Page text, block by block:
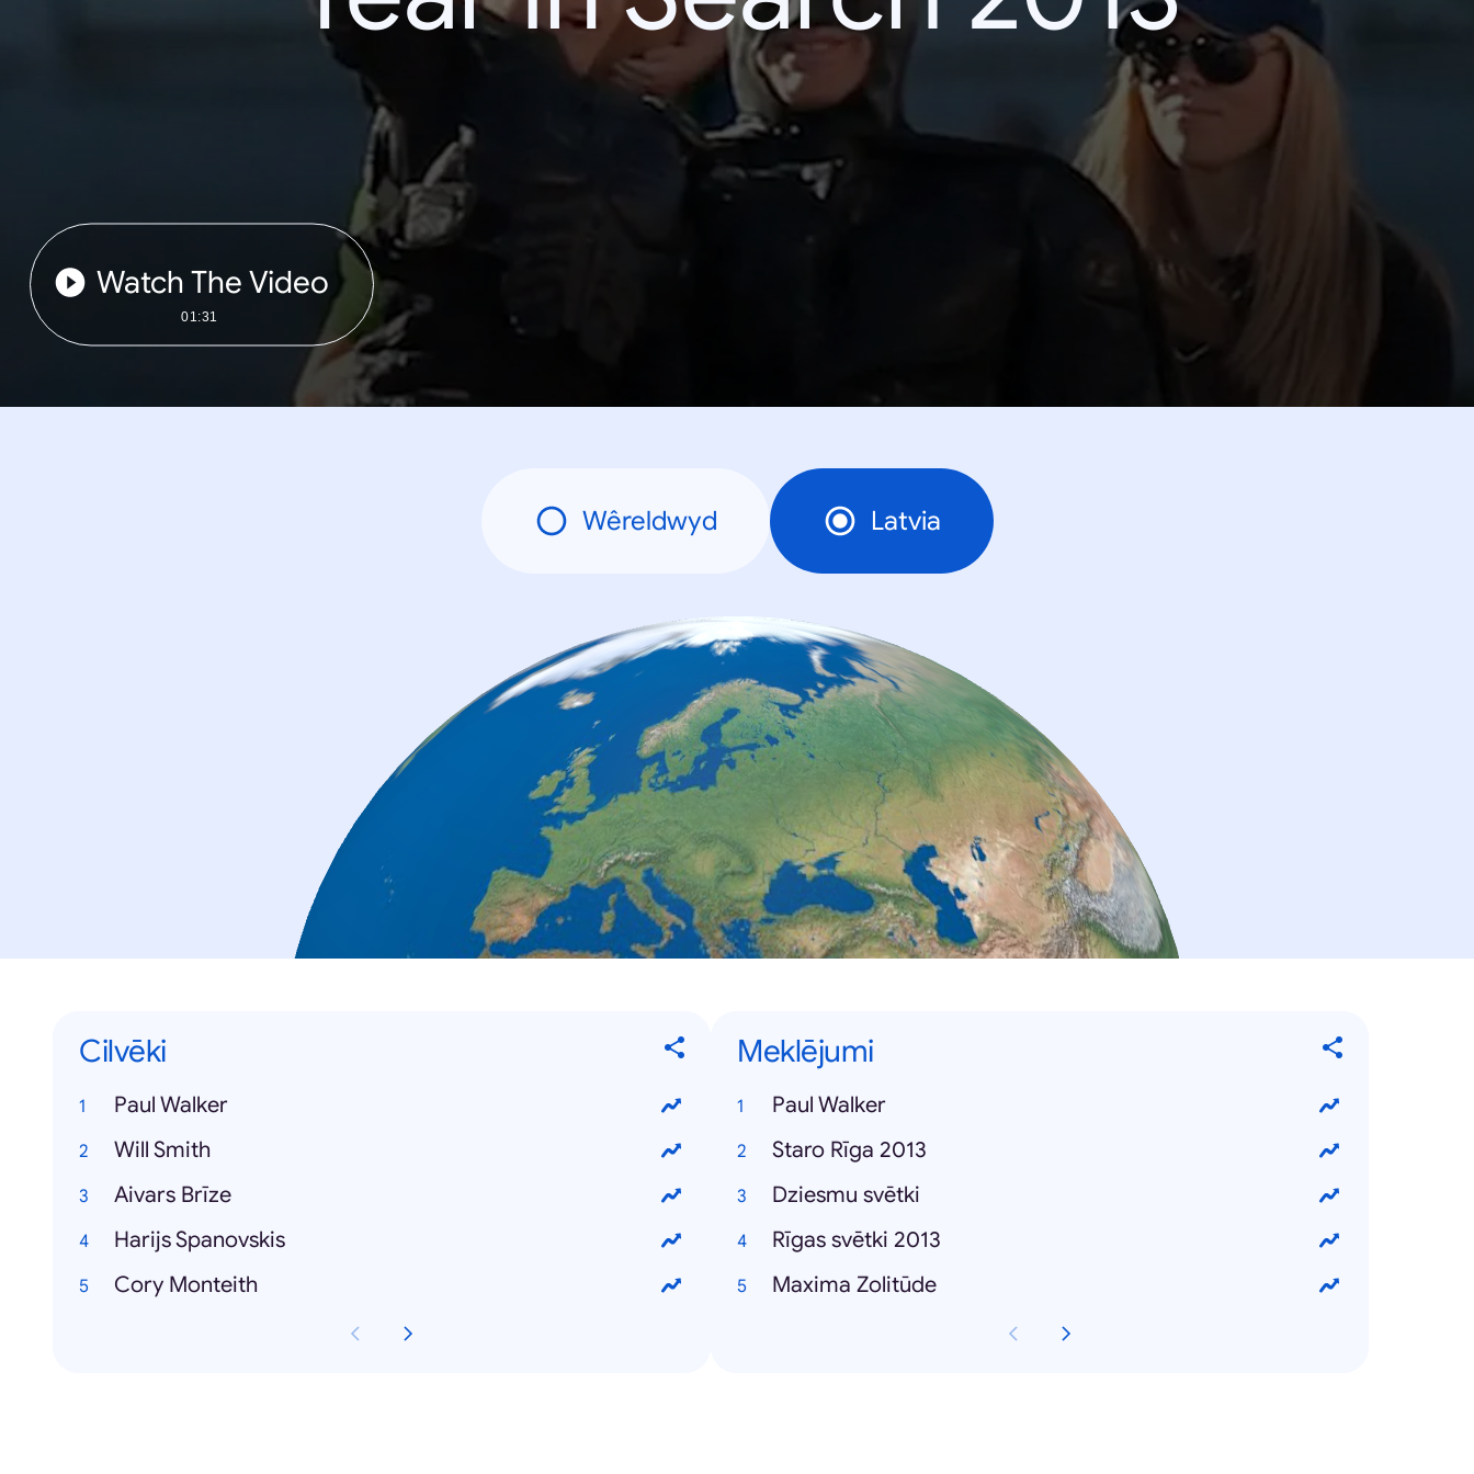
Watch The Video
01:31
Wêreldwyd Latvia
Cilvēki
Paul Walker
Will Smith
Aivars Brīze
Harijs Spanovskis
Cory Monteith
Meklējumi
Paul Walker
Staro Rīga 2013
Dziesmu svētki
Rīgas svētki 2013
Maxima Zolitūde